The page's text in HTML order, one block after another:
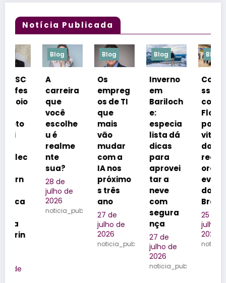
Notícia Publicada
Blog
A
carreira
que
escolhe
realme
nte
28 de
julho de
2026
noticia_publicada
empreg
os de TI
mais
mudar
próximo
s três
27 de
julho de
noticia_publicada
Inverno
em
Bariloch
especia
lista dá
dicas
aprovei
tar a
segura
nça
julho de
noticia_publicada
Blog
Congre
coloca
Florianó
polis na
vitrine
realizad
ores de
eventos
25 de
julho de